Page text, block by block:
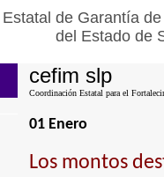
de Garantía
del Estado de
cefim slp
Coordinación Estatal para el
01 Enero
Los montos